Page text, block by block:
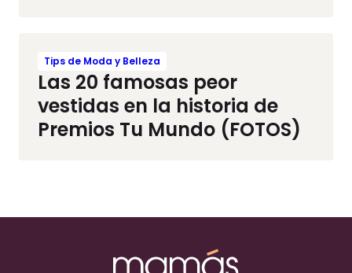
Tips de Moda y Belleza
Las 20 famosas peor
vestidas en la historia de
Premios Tu Mundo (FOTOS)